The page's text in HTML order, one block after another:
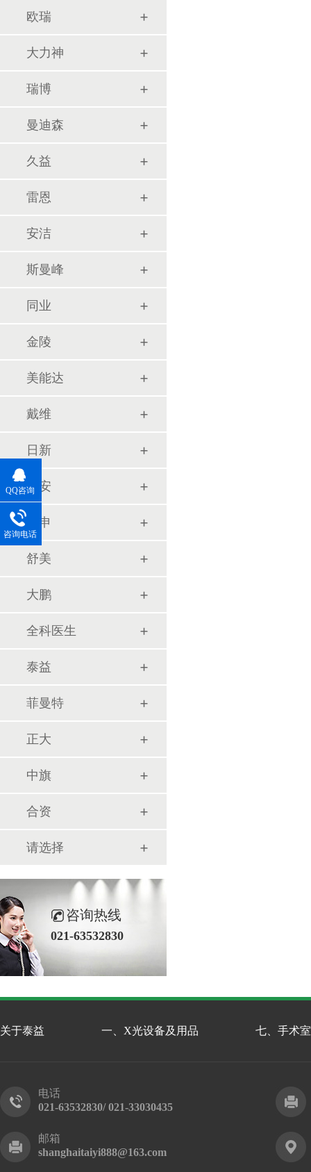
欧瑞
大力神
瑞博
曼迪森
久益
雷恩
安洁
斯曼峰
同业
金陵
美能达
戴维
日新
申安
三申
舒美
大鹏
全科医生
泰益
菲曼特
正大
中旗
合资
请选择
咨询热线
021-63532830
关于泰益 一、X光设备及用品 七、手术
电话
021-63532830/ 021-33030435
邮箱
shanghaitaiyi888@163.com
QQ咨询
咨询电话